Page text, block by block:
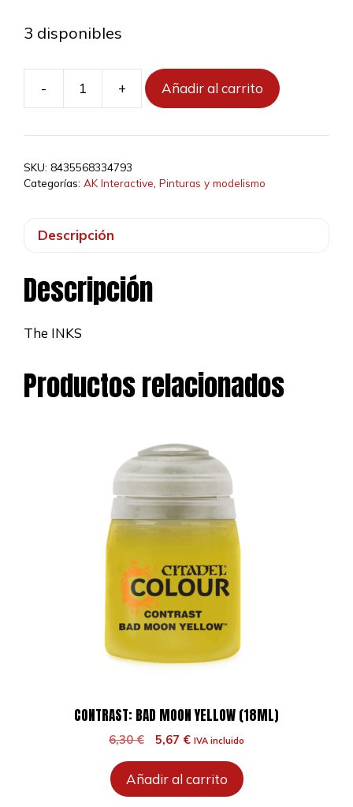
3 disponibles
-
Primary
cantidad
+ Añadir al carrito
SKU: 8435568334793
Categorías: AK Interactive Pinturas y modelismo
Descripción
Descripción
The INKS
Productos relacionados
CONTRAST: BAD MOON YELLOW (18ML)
6,30€
El
original
era:
5,67 €El
actual
es:
IVA incluido
Añadir al carrito